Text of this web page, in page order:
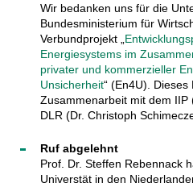
Wir bedanken uns für die
Bundesministerium für
Verbundprojekt „
Energiesystems im
privater und kommerzieller
Unsicherheit“ (En4U). Dieses
Zusammenarbeit mit dem
DLR (Dr. Christoph
Ruf abgelehnt
Prof. Dr. Steffen Rebennack
Universtät in den